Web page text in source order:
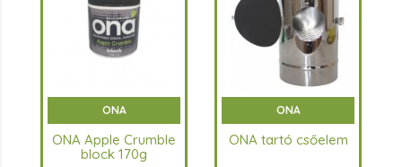
ONA
ONA Apple Crumble
block 170g
ONA
ONA tartó csőelem